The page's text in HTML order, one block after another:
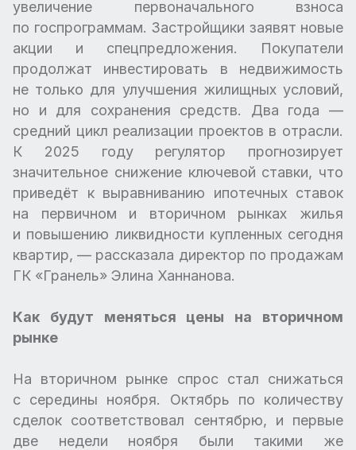
увеличение первоначального взноса
по госпрограммам. Застройщики заявят новые
акции и спецпредложения. Покупатели
продолжат инвестировать в недвижимость
не только для улучшения жилищных условий,
но и для сохранения средств. Два года —
средний цикл реализации проектов в отрасли.
К 2025 году регулятор прогнозирует
значительное снижение ключевой ставки, что
приведёт к выравниванию ипотечных ставок
на первичном и вторичном рынках жилья
и повышению ликвидности купленных сегодня
квартир, — рассказала директор по продажам
ГК «Гранель» Элина Ханнанова.
Как будут меняться цены на вторичном
рынке
На вторичном рынке спрос стал снижаться
с середины ноября. Октябрь по количеству
сделок соответствовал сентябрю, и первые
две недели ноября были такими же